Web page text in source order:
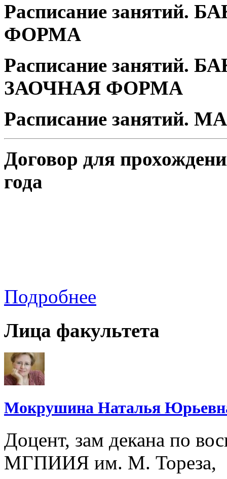
Расписание занятий.
ФОРМА
Расписание занятий.
ЗАОЧНАЯ ФОРМА
Расписание занятий.
Договор для
года
Подробнее
Лица факультета
Мокрушина Наталья
Доцент, зам декана по
МГПИИЯ им. М. Тореза,